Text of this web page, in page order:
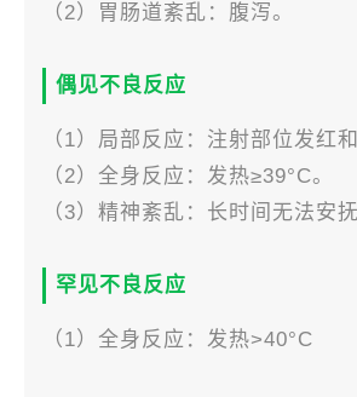
（2）胃肠道紊乱：腹泻。
偶见不良反应
（1）局部反应：注射部位发红
（2）全身反应：发热≥39°C。
（3）精神紊乱：长时间无法安
罕见不良反应
（1）全身反应：发热>40°C